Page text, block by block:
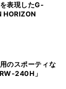
表現したG-
HORIZON
のスポーティな
240H」